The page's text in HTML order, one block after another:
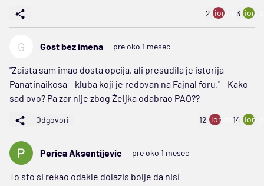
2 ion:minus
3
G Gost bez imena pre oko 1 mesec
"Zaista sam imao dosta opcija, ali presudila je istorija
Panatinaikosa – kluba koji je redovan na Fajnal foru." - Kako
sad ovo? Pa zar nije zbog Željka odabrao PAO??
Odgovori 12 ion:minus
14
Perica Aksentijevic pre oko 1 mesec
To sto si rekao odakle dolazis bolje da nisi